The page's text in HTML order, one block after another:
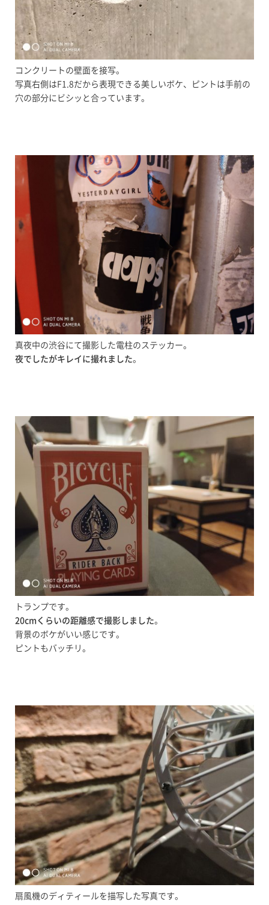
コンクリートの壁面を接写。
写真右側はF1.8だから表現できる美しいボケ、ピントは手前の
穴の部分にビシッと合っています。
真夜中の渋谷にて撮影した電柱のステッカー。
夜でしたがキレイに撮れました。
トランプです。
20cmくらいの距離感で撮影しました。
背景のボケがいい感じです。
ピントもバッチリ。
扇風機のディティールを描写した写真です。